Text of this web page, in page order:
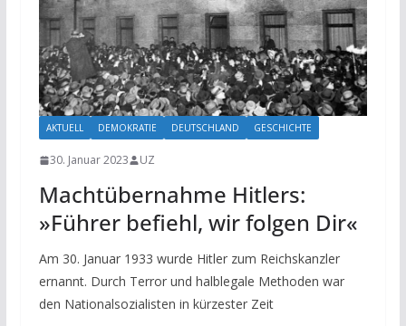
AKTUELL DEMOKRATIE DEUTSCHLAND GESCHICHTE
30. Januar 2023 UZ
Machtübernahme Hitlers:
»Führer befiehl, wir folgen Dir«
Am 30. Januar 1933 wurde Hitler zum Reichskanzler
ernannt. Durch Terror und halblegale Methoden war
den Nationalsozialisten in kürzester Zeit